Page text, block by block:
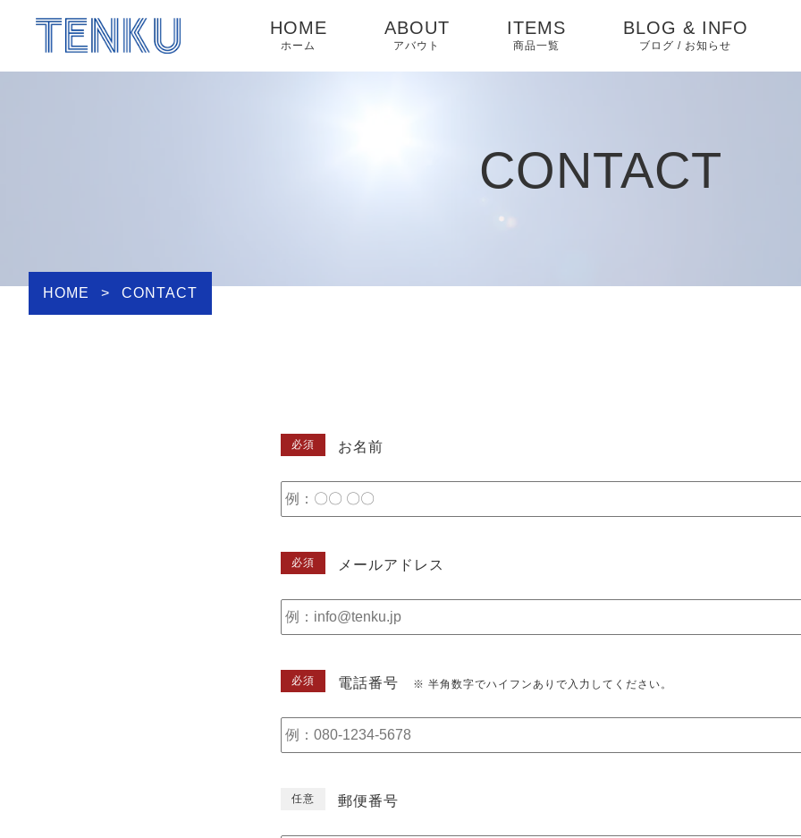
HOME
ホーム
ABOUT
アバウト
ITEMS
商品一覧
BLOG & INFO
ブログ / お知らせ
ピックアップ
CONTACT
HOME > CONTACT
必須 お名前
必須 メールアドレス
必須 電話番号 ※ 半角数字でハイフンありで入力してください。
任意 郵便番号